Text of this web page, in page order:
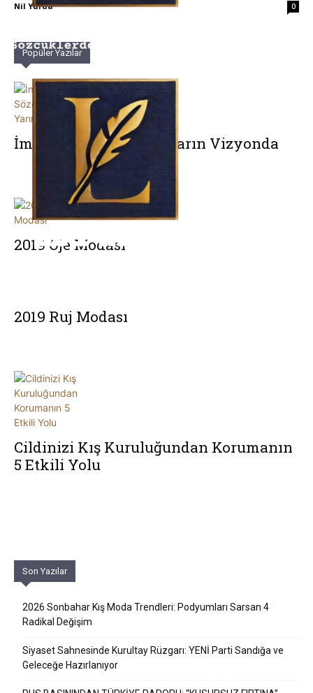
Nil Yurda 0
Popüler Yazılar
İmgeler ve Sözcükler Yarın Vizyonda
2019 Oje Modası
2019 Ruj Modası
Cildinizi Kış Kuruluğundan Korumanın
5 Etkili Yolu
Son Yazılar
2026 Sonbahar Kış Moda Trendleri: Podyumları Sarsan 4
Radikal Değişim
Siyaset Sahnesinde Kurultay Rüzgarı: YENİ Parti Sandığa ve
Geleceğe Hazırlanıyor